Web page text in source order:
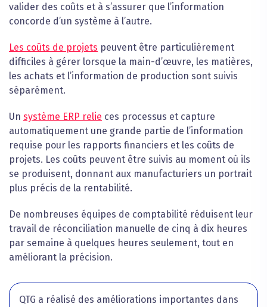
valider des coûts et à s’assurer que l’information
concorde d’un système à l’autre.
Les coûts de projets peuvent être particulièrement
difficiles à gérer lorsque la main-d’œuvre, les matières,
les achats et l’information de production sont suivis
séparément.
Un système ERP relie ces processus et capture
automatiquement une grande partie de l’information
requise pour les rapports financiers et les coûts de
projets. Les coûts peuvent être suivis au moment où ils
se produisent, donnant aux manufacturiers un portrait
plus précis de la rentabilité.
De nombreuses équipes de comptabilité réduisent leur
travail de réconciliation manuelle de cinq à dix heures
par semaine à quelques heures seulement, tout en
améliorant la précision.
QTG a réalisé des améliorations importantes dans